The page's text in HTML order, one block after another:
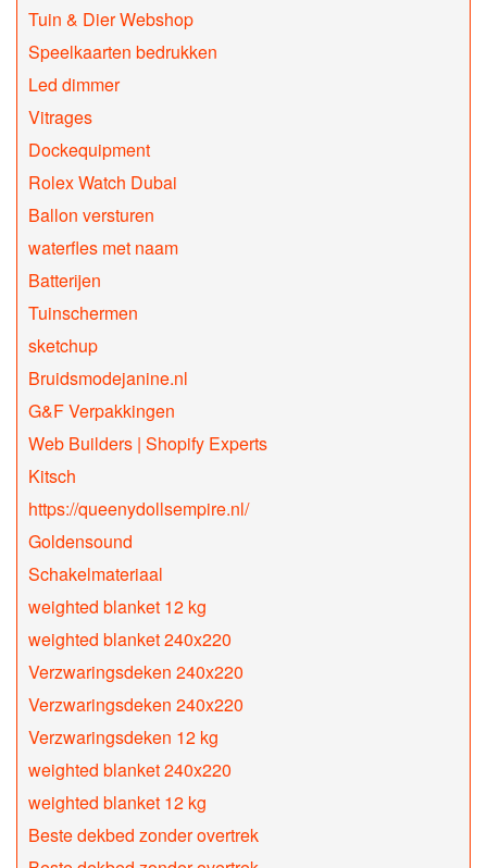
Tuin & Dier Webshop
Speelkaarten bedrukken
Led dimmer
Vitrages
Dockequipment
Rolex Watch Dubai
Ballon versturen
waterfles met naam
Batterijen
Tuinschermen
sketchup
Bruidsmodejanine.nl
G&F Verpakkingen
Web Builders | Shopify Experts
Kitsch
https://queenydollsempire.nl/
Goldensound
Schakelmateriaal
weighted blanket 12 kg
weighted blanket 240x220
Verzwaringsdeken 240x220
Verzwaringsdeken 240x220
Verzwaringsdeken 12 kg
weighted blanket 240x220
weighted blanket 12 kg
Beste dekbed zonder overtrek